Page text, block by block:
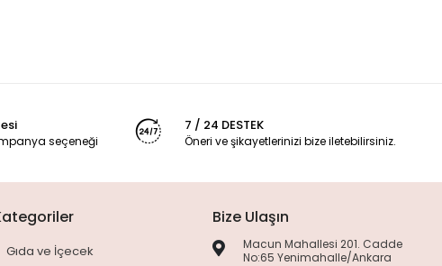
seçeneği
7 / 24 DESTEK
Öneri ve şikayetlerinizi bize iletebilirsiniz.
Gıda ve İçecek
Bize Ulaşın
Macun Mahallesi 201. Cadde
No:65 Yenimahalle/Ankara